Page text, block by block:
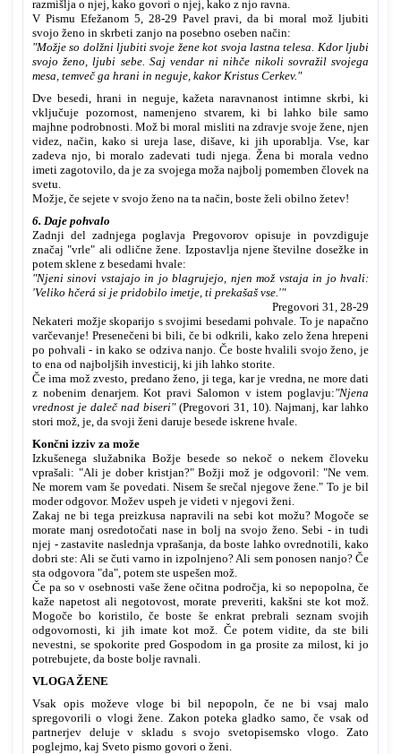
razmišlja o njej, kako govori o njej, kako z njo ravna.
V Pismu Efežanom 5, 28-29 Pavel pravi, da bi moral mož ljubiti
svojo ženo in skrbeti zanjo na posebno oseben način:
"Možje so dolžni ljubiti svoje žene kot svoja lastna telesa. Kdor ljubi
svojo ženo, ljubi sebe. Saj vendar ni nihče nikoli sovražil svojega
mesa, temveč ga hrani in neguje, kakor Kristus Cerkev."
Dve besedi, hrani in neguje, kažeta naravnanost intimne skrbi, ki
vključuje pozornost, namenjeno stvarem, ki bi lahko bile samo
majhne podrobnosti. Mož bi moral misliti na zdravje svoje žene, njen
videz, način, kako si ureja lase, dišave, ki jih uporablja. Vse, kar
zadeva njo, bi moralo zadevati tudi njega. Žena bi morala vedno
imeti zagotovilo, da je za svojega moža najbolj pomemben človek na
svetu.
Možje, če sejete v svojo ženo na ta način, boste želi obilno žetev!
6. Daje pohvalo
Zadnji del zadnjega poglavja Pregovorov opisuje in povzdiguje
značaj "vrle" ali odlične žene. Izpostavlja njene številne dosežke in
potem sklene z besedami hvale:
"Njeni sinovi vstajajo in jo blagrujejo, njen mož vstaja in jo hvali:
'Veliko hčerá si je pridobilo imetje, ti prekašaš vse.'"
Pregovori 31, 28-29
Nekateri možje skoparijo s svojimi besedami pohvale. To je napačno
varčevanje! Presenečeni bi bili, če bi odkrili, kako zelo žena hrepeni
po pohvali - in kako se odziva nanjo. Če boste hvalili svojo ženo, je
to ena od najboljših investicij, ki jih lahko storite.
Če ima mož zvesto, predano ženo, ji tega, kar je vredna, ne more dati
z nobenim denarjem. Kot pravi Salomon v istem poglavju:"Njena
vrednost je daleč nad biseri"(Pregovori 31, 10). Najmanj, kar lahko
stori mož, je, da svoji ženi daruje besede iskrene hvale.
Končni izziv za može
Izkušenega služabnika Božje besede so nekoč o nekem človeku
vprašali: "Ali je dober kristjan?" Božji mož je odgovoril: "Ne vem.
Ne morem vam še povedati. Nisem še srečal njegove žene." To je bil
moder odgovor. Možev uspeh je videti v njegovi ženi.
Zakaj ne bi tega preizkusa napravili na sebi kot možu? Mogoče se
morate manj osredotočati nase in bolj na svojo ženo. Sebi - in tudi
njej - zastavite naslednja vprašanja, da boste lahko ovrednotili, kako
dobri ste: Ali se čuti varno in izpolnjeno? Ali sem ponosen nanjo? Če
sta odgovora "da", potem ste uspešen mož.
Če pa so v osebnosti vaše žene očitna področja, ki so nepopolna, če
kaže napetost ali negotovost, morate preveriti, kakšni ste kot mož.
Mogoče bo koristilo, če boste še enkrat prebrali seznam svojih
odgovornosti, ki jih imate kot mož. Če potem vidite, da ste bili
nevestni, se spokorite pred Gospodom in ga prosite za milost, ki jo
potrebujete, da boste bolje ravnali.
VLOGA ŽENE
Vsak opis moževe vloge bi bil nepopoln, če ne bi vsaj malo
spregovorili o vlogi žene. Zakon poteka gladko samo, če vsak od
partnerjev deluje v skladu s svojo svetopisemsko vlogo. Zato
poglejmo, kaj Sveto pismo govori o ženi.